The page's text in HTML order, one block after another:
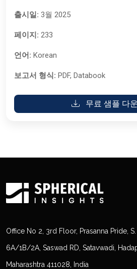
출시일: 3월 2025
페이지: 233
언어: Korean
보고서 형식: PDF, Databook
무료 샘플 다
Office No 2, 3rd Floor, Prasanna Pride, S.
6A/1B/2A, Saswad RD, Satavwadi,
Maharashtra 411028, India